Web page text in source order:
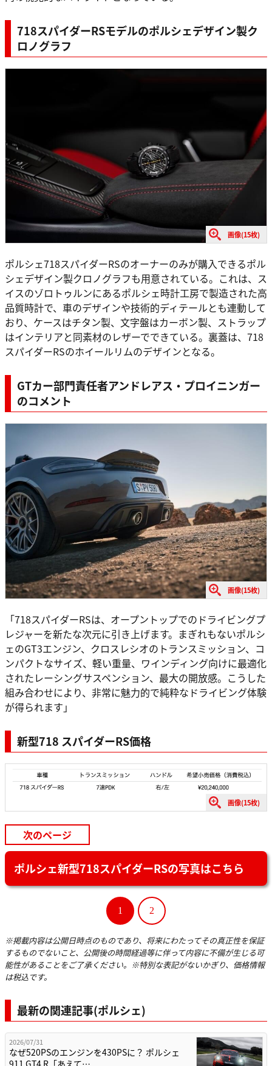
718スパイダーRSモデルのポルシェデザイン製ク
ロノグラフ
画像(15枚)
ポルシェ718スパイダーRSのオーナーのみが購入できるポル
シェデザイン製クロノグラフも用意されている。これは、ス
イスのゾロトゥルンにあるポルシェ時計工房で製造された高
品質時計で、車のデザインや技術的ディテールとも連動して
おり、ケースはチタン製、文字盤はカーボン製、ストラップ
はインテリアと同素材のレザーでできている。裏蓋は、718
スパイダーRSのホイールリムのデザインとなる。
GTカー部門責任者アンドレアス・プロイニンガー
のコメント
画像(15枚)
「718スパイダーRSは、オープントップでのドライビングプ
レジャーを新たな次元に引き上げます。まぎれもないポルシ
ェのGT3エンジン、クロスレシオのトランスミッション、コ
ンパクトなサイズ、軽い重量、ワインディング向けに最適化
されたレーシングサスペンション、最大の開放感。こうした
組み合わせにより、非常に魅力的で純粋なドライビング体験
が得られます」
新型718 スパイダーRS価格
画像(15枚)
次のページ
ポルシェ新型718スパイダーRSの写真はこちら
1 2
※掲載内容は公開日時点のものであり、将来にわたってその真正性を保証
するものでないこと、公開後の時間経過等に伴って内容に不備が生じる可
能性があることをご了承ください。※特別な表記がないかぎり、価格情報
は税込です。
最新の関連記事(ポルシェ)
2026/07/31
なぜ520PSのエンジンを430PSに？ ポルシェ
911 GT4 R「あえて…